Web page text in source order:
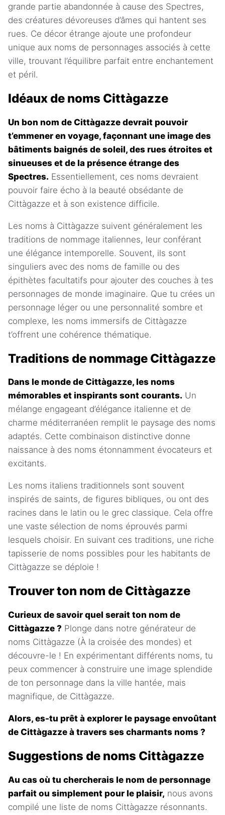
grande partie abandonnée à cause des Spectres,
des créatures dévoreuses d’âmes qui hantent ses
rues. Ce décor étrange ajoute une profondeur
unique aux noms de personnages associés à cette
ville, trouvant l’équilibre parfait entre enchantement
et péril.
Idéaux de noms Cittàgazze
Un bon nom de Cittàgazze devrait pouvoir
t’emmener en voyage, façonnant une image des
bâtiments baignés de soleil, des rues étroites et
sinueuses et de la présence étrange des
Spectres. Essentiellement, ces noms devraient
pouvoir faire écho à la beauté obsédante de
Cittàgazze et à son existence difficile.
Les noms à Cittàgazze suivent généralement les
traditions de nommage italiennes, leur conférant
une élégance intemporelle. Souvent, ils sont
singuliers avec des noms de famille ou des
épithètes facultatifs pour ajouter des couches à tes
personnages de monde imaginaire. Que tu crées un
personnage léger ou une personnalité sombre et
complexe, les noms immersifs de Cittàgazze
t’offrent une cohérence thématique.
Traditions de nommage Cittàgazze
Dans le monde de Cittàgazze, les noms
mémorables et inspirants sont courants. Un
mélange engageant d’élégance italienne et de
charme méditerranéen remplit le paysage des noms
adaptés. Cette combinaison distinctive donne
naissance à des noms étonnamment évocateurs et
excitants.
Les noms italiens traditionnels sont souvent
inspirés de saints, de figures bibliques, ou ont des
racines dans le latin ou le grec classique. Cela offre
une vaste sélection de noms éprouvés parmi
lesquels choisir. En suivant ces traditions, une riche
tapisserie de noms possibles pour les habitants de
Cittàgazze se déploie !
Trouver ton nom de Cittàgazze
Curieux de savoir quel serait ton nom de
Cittàgazze ? Plonge dans notre générateur de
noms Cittàgazze (À la croisée des mondes) et
découvre-le ! En expérimentant différents noms, tu
peux commencer à construire une image splendide
de ton personnage dans la ville hantée, mais
magnifique, de Cittàgazze.
Alors, es-tu prêt à explorer le paysage envoûtant
de Cittàgazze à travers ses charmants noms ?
Suggestions de noms Cittàgazze
Au cas où tu chercherais le nom de personnage
parfait ou simplement pour le plaisir, nous avons
compilé une liste de noms Cittàgazze résonnants.